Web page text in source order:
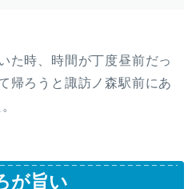
た時、時間が丁度昼前だっ
帰ろうと諏訪ノ森駅前にあ
が旨い